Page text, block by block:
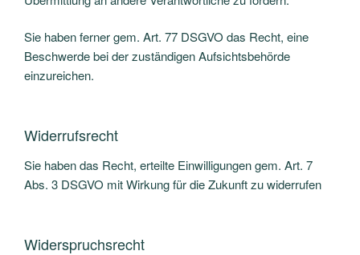
Sie haben ferner gem. Art. 77 DSGVO das Recht, eine
Beschwerde bei der zuständigen Aufsichtsbehörde
einzureichen.
Widerrufsrecht
Sie haben das Recht, erteilte Einwilligungen gem. Art. 7
Abs. 3 DSGVO mit Wirkung für die Zukunft zu widerrufen
Widerspruchsrecht